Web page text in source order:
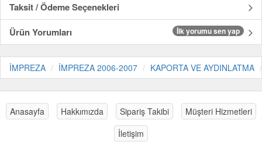
Taksit / Ödeme Seçenekleri
Ürün Yorumları
İlk yorumu sen yap
İMPREZA İMPREZA 2006-2007 KAPORTA VE AYDINLATMA
Anasayfa Hakkımızda Sipariş Takibi
Müşteri Hizmetleri
İletişim